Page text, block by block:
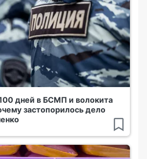
дней в БСМП и волокита
застопорилось дело